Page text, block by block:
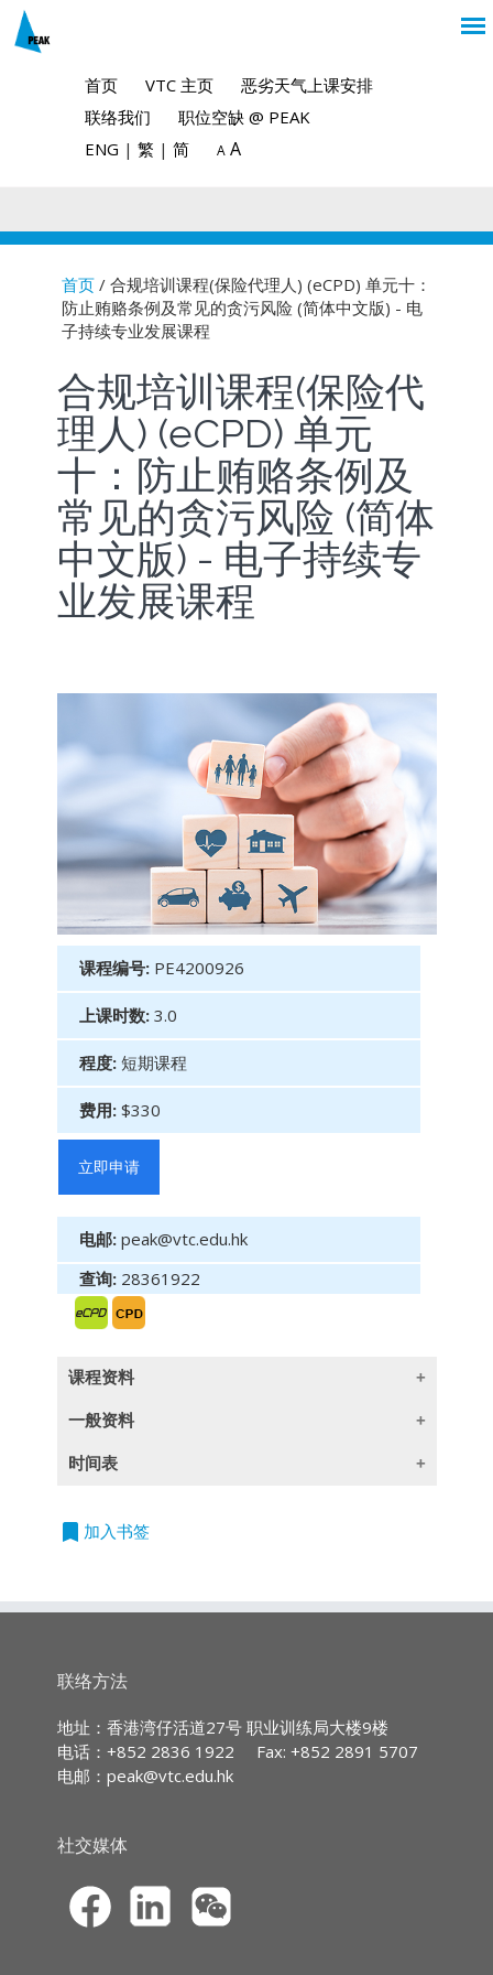
首页 VTC 主页
恶劣天气上课安排
联络我们
职位空缺 @ PEAK
ENG | 繁 | 简 A A
You are here
首页/ 合规培训课程(保险代理人) (eCPD) 单元十：
防止贿赂条例及常见的贪污风险 (简体中文版) - 电
子持续专业发展课程
合规培训课程(保险代
理人) (eCPD) 单元
十：防止贿赂条例及
常见的贪污风险 (简体
中文版) - 电子持续专
业发展课程
课程编号: PE4200926
上课时数: 3.0
程度: 短期课程
费用: $330
立即申请
电邮: peak@vtc.edu.hk
查询: 28361922
课程资料
本课程旨在介绍香港的《防止贿赂条例》，并针
对保险业内存在的贪污风险进行阐述。透过加强
保险从业员对《防止贿赂条例》的理解及对贪污
信操守的自觉性，确保业务能够公正无私地进
行，符合法律规范。这不仅有助于提升行业整体
业员在日常工作中应恪守的诚信和反贪原则，并
认识良好的公司管治对打击贪污起的作用
第二部分: 集中介绍保险业的主要贪污风险，分
析案例获取实用的防贪指引和策略，并介绍
Ethics-Plus 道德抉择指引
一般资料
普通话授课及使用中文教材
持续专业进修(CPD)/持续培训(CPT)时数
3(Ethics or Regulations)
MPFA Non-core CPD Hours:
3
SFC CPT Hours:
HKMA ECF CPD
时间表
*新学员在网上注册后，必须经本学院
作身份核实，方可启用eCPD培训平台
天内收到电邮确认通知(不包括星期
程。
bookmark 加入书签
联络方法
地址：香港湾仔活道27号 职业训练局大楼9楼
电话：+852 2836 1922
Fax: +852 2891 5707
电邮： peak@vtc.edu.hk
社交媒体